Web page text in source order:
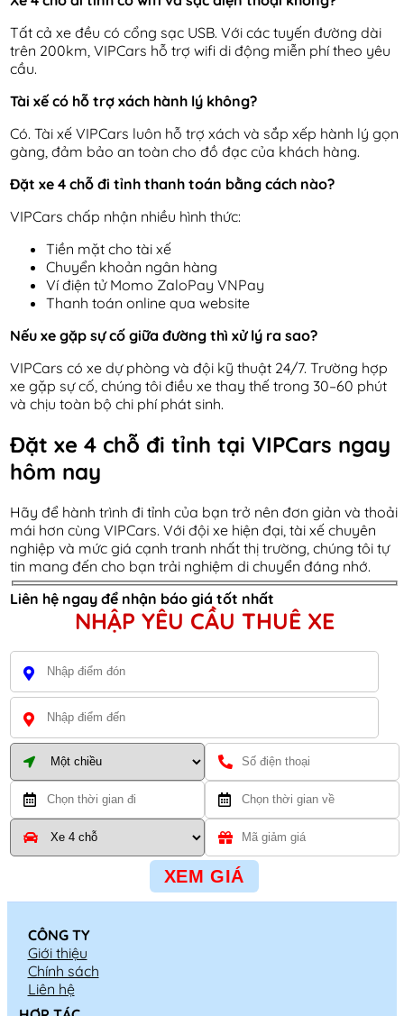
Tất cả xe đều có cổng sạc USB. Với các tuyến đường dài
trên 200km, VIPCars hỗ trợ wifi di động miễn phí theo yêu
cầu.
Tài xế có hỗ trợ xách hành lý không?
Có. Tài xế VIPCars luôn hỗ trợ xách và sắp xếp hành lý gọn
gàng, đảm bảo an toàn cho đồ đạc của khách hàng.
Đặt xe 4 chỗ đi tỉnh thanh toán bằng cách nào?
VIPCars chấp nhận nhiều hình thức:
Tiền mặt cho tài xế
Chuyển khoản ngân hàng
Ví điện tử Momo ZaloPay VNPay
Thanh toán online qua website
Nếu xe gặp sự cố giữa đường thì xử lý ra sao?
VIPCars có xe dự phòng và đội kỹ thuật 24/7. Trường hợp
xe gặp sự cố, chúng tôi điều xe thay thế trong 30–60 phút
và chịu toàn bộ chi phí phát sinh.
Đặt xe 4 chỗ đi tỉnh tại VIPCars ngay
hôm nay
Hãy để hành trình đi tỉnh của bạn trở nên đơn giản và thoải
mái hơn cùng VIPCars. Với đội xe hiện đại, tài xế chuyên
nghiệp và mức giá cạnh tranh nhất thị trường, chúng tôi tự
tin mang đến cho bạn trải nghiệm di chuyển đáng nhớ.
Liên hệ ngay để nhận báo giá tốt nhất
NHẬP YÊU CẦU THUÊ XE
CÔNG TY
Giới thiệu
Chính sách
Liên hệ